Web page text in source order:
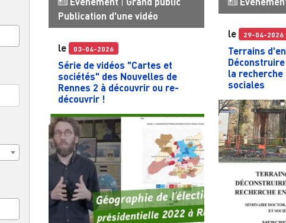
Publication d'une vidéo
le 03-04-2026
Série de vidéos "Cartes et
sociétés" des Nouvelles de
Rennes 2 à découvrir ou re-
découvrir !
le 29-04-2026
Terrains
la recherche
sociales